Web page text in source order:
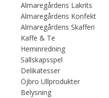
Almaregårdens Lakrits
Almaregårdens Konfekt
Almaregårdens Skafferi
Kaffe & Te
Heminredning
Sällskapsspel
Delikatesser
Öjbro Ullprodukter
Belysning